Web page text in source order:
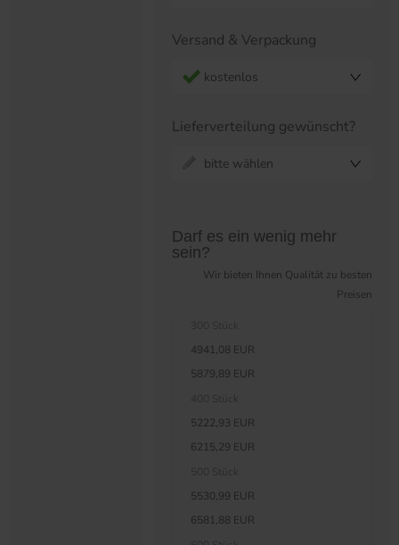
Versand & Verpackung
kostenlos
Lieferverteilung gewünscht?
bitte wählen
Darf es ein wenig mehr
sein?
Wir bieten Ihnen Qualität zu besten
Preisen
4941,08 EUR
5879,89 EUR
5222,93 EUR
6215,29 EUR
5530,99 EUR
6581,88 EUR